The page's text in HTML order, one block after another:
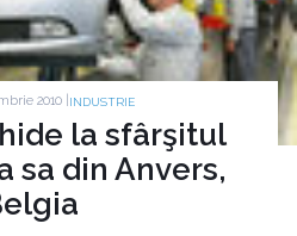
2010 | INDUSTRIE
la sfârşitul
sa din Anvers,